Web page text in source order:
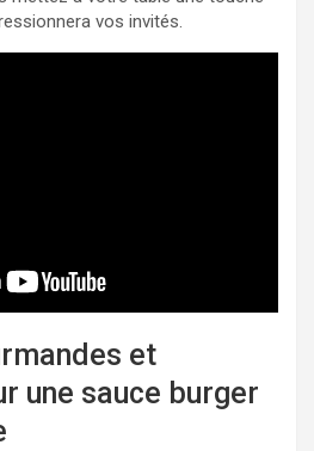
vos invités.
et
une sauce burger